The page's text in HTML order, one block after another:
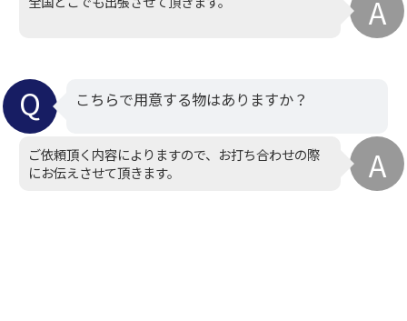
こちらで用意する物はありますか？
ご依頼頂く内容によりますので、お打ち合わせの際
にお伝えさせて頂きます。